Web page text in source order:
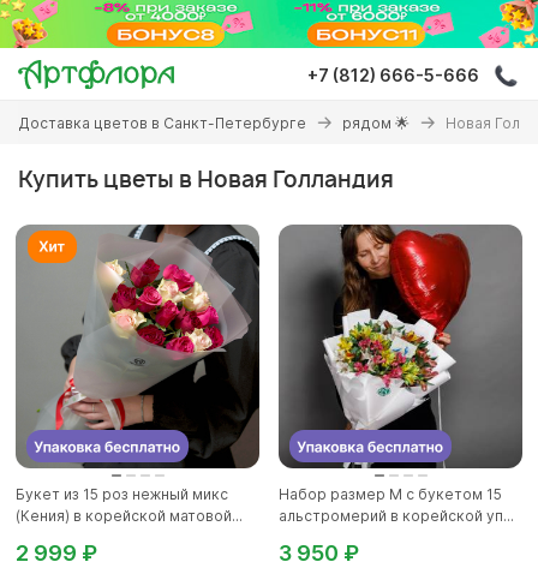
Перейти
основному
содержанию
+7 (812) 666-5-666
Вы
здесь
Доставка цветов в Санкт-Петербурге рядом 🌟 Новая
Купить цветы в Новая Голландия
Букет из 15 роз нежный микс
(Кения) в корейской матовой...
2 999 ₽
Набор размер M с букетом 15
альстромерий в корейской уп...
3 950 ₽